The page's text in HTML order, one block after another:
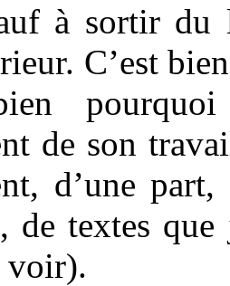
à sortir du
C’est
de son
d’une
de textes
voir).